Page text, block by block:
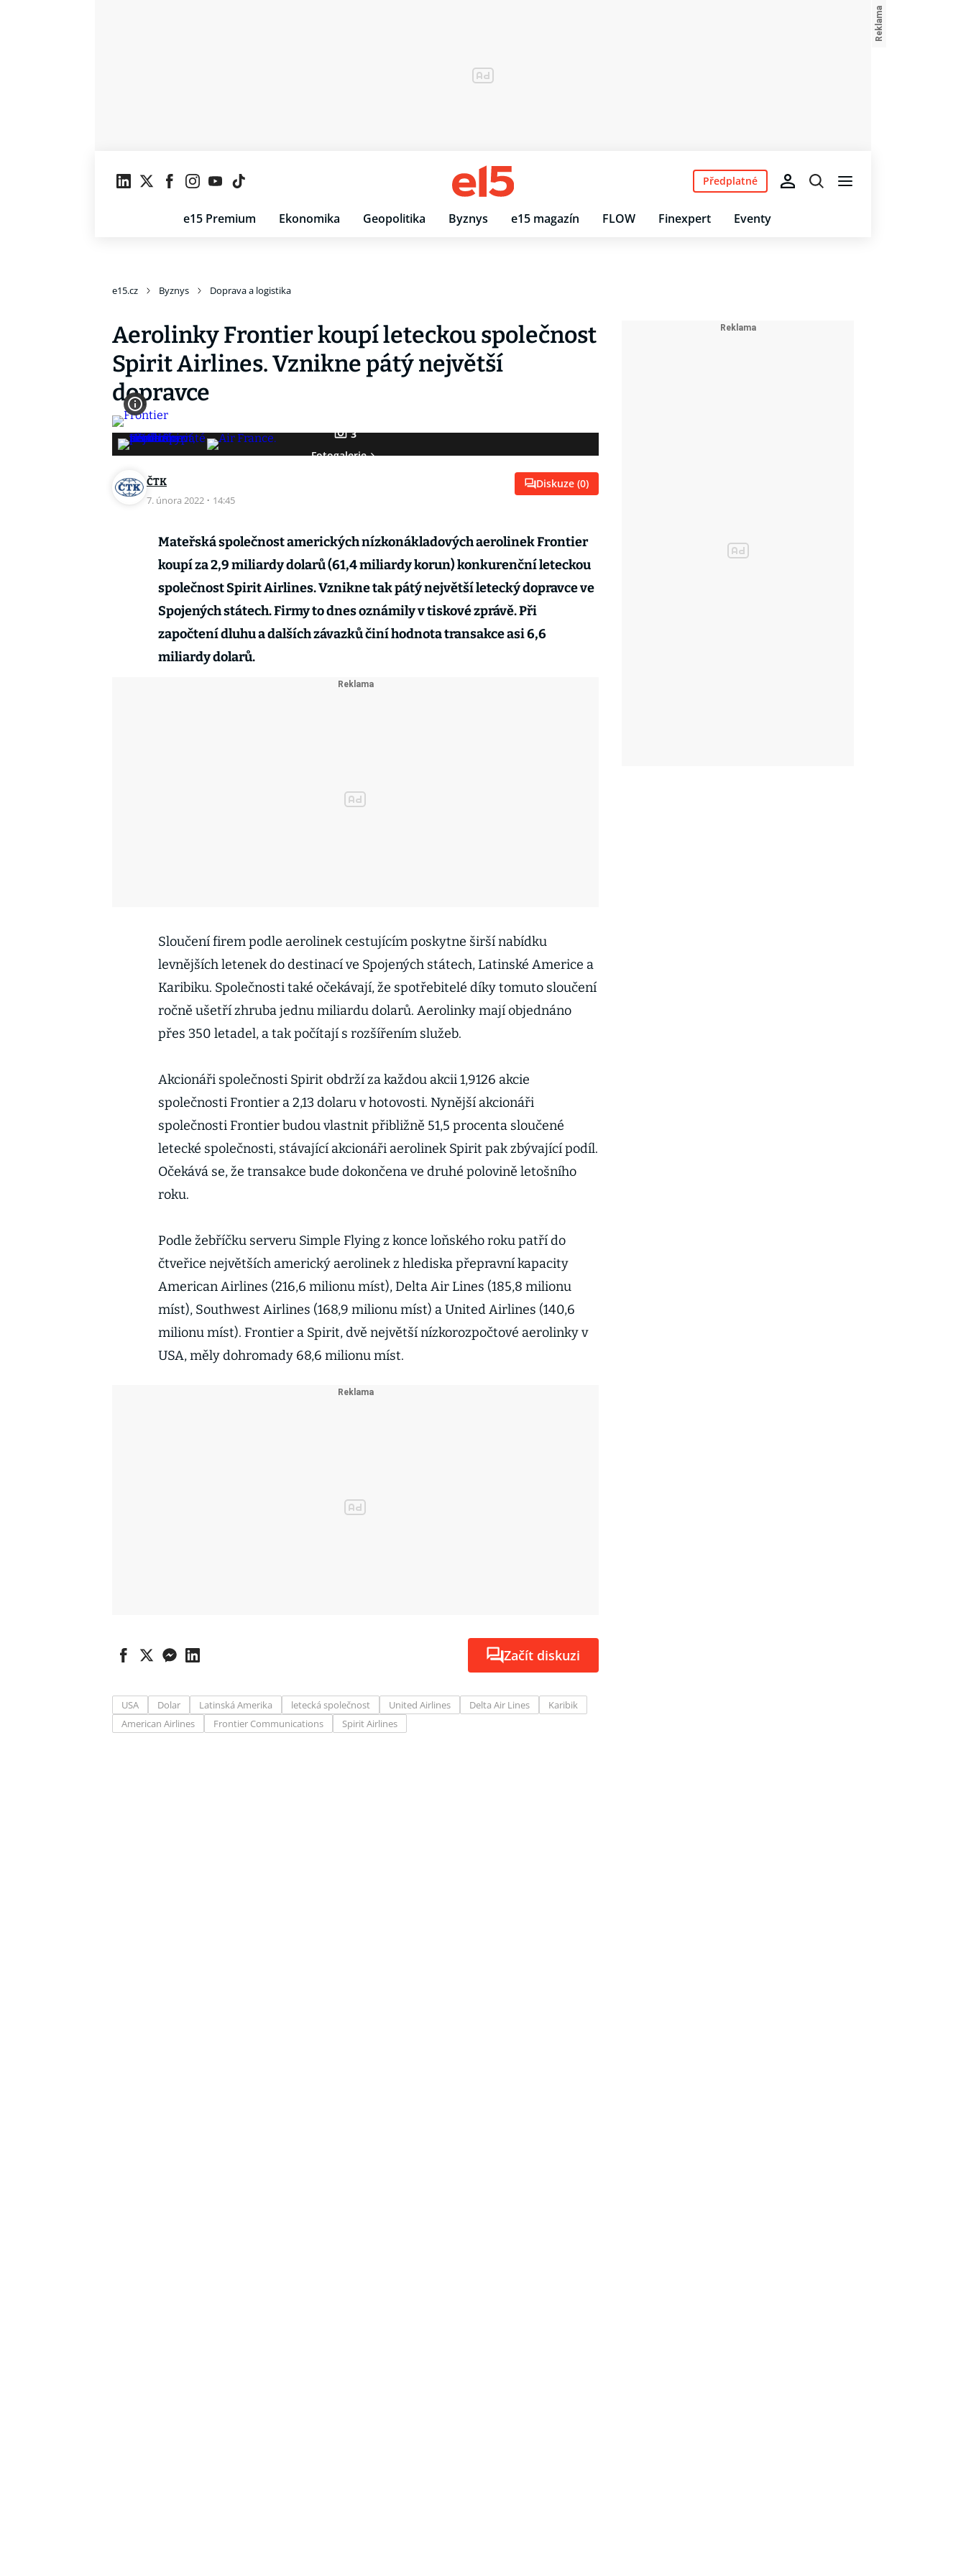
e15 Premium Ekonomika Geopolitika Byznys e15 magazín FLOW Finexpert Eventy
Předplatné
e15.cz Byznys Doprava a logistika
Aerolinky Frontier koupí leteckou společnost
Spirit Airlines. Vznikne pátý největší
dopravce
3
Fotogalerie
ČTK
7. února 2022 · 14:45
Diskuze (0)
Mateřská společnost amerických nízkonákladových aerolinek Frontier
koupí za 2,9 miliardy dolarů (61,4 miliardy korun) konkurenční leteckou
společnost Spirit Airlines. Vznikne tak pátý největší letecký dopravce ve
Spojených státech. Firmy to dnes oznámily v tiskové zprávě. Při
započtení dluhu a dalších závazků činí hodnota transakce asi 6,6
miliardy dolarů.
Sloučení firem podle aerolinek cestujícím poskytne širší nabídku
levnějších letenek do destinací ve Spojených státech, Latinské Americe a
Karibiku. Společnosti také očekávají, že spotřebitelé díky tomuto sloučení
ročně ušetří zhruba jednu miliardu dolarů. Aerolinky mají objednáno
přes 350 letadel, a tak počítají s rozšířením služeb.
Akcionáři společnosti Spirit obdrží za každou akcii 1,9126 akcie
společnosti Frontier a 2,13 dolaru v hotovosti. Nynější akcionáři
společnosti Frontier budou vlastnit přibližně 51,5 procenta sloučené
letecké společnosti, stávající akcionáři aerolinek Spirit pak zbývající podíl.
Očekává se, že transakce bude dokončena ve druhé polovině letošního
roku.
Podle žebříčku serveru Simple Flying z konce loňského roku patří do
čtveřice největších americký aerolinek z hlediska přepravní kapacity
American Airlines (216,6 milionu míst), Delta Air Lines (185,8 milionu
míst), Southwest Airlines (168,9 milionu míst) a United Airlines (140,6
milionu míst). Frontier a Spirit, dvě největší nízkorozpočtové aerolinky v
USA, měly dohromady 68,6 milionu míst.
Začít diskuzi
USA Dolar Latinská Amerika letecká společnost United Airlines Delta Air Lines
Karibik
American Airlines
Frontier Communications Spirit Airlines